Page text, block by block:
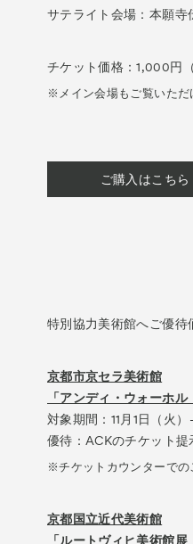
サテライト会場：本願寺
チケット価格：1,000円（
※メイン会場もご覧いただ
ご購入はこちら
特別協力美術館へご優待
京都市京セラ美術館
「アンディ・ウォーホ
対象期間：11月1日（火）
優待：ACKのチケット提
※チケットカウンターでの
京都国立近代美術館
「ルートヴィヒ美術館